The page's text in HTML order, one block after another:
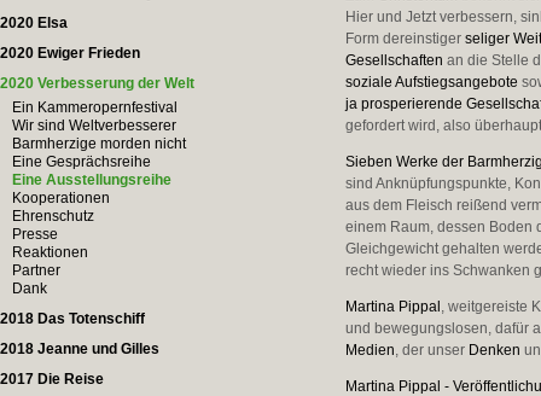
2020 Elsa
2020 Ewiger Frieden
2020 Verbesserung der Welt
Ein Kammeropernfestival
Wir sind Weltverbesserer
Barmherzige morden nicht
Eine Gesprächsreihe
Eine Ausstellungsreihe
Kooperationen
Ehrenschutz
Presse
Reaktionen
Partner
Dank
2018 Das Totenschiff
2018 Jeanne und Gilles
2017 Die Reise
Hier und Jetzt verbessern,
Form dereinstigerseliger
Gesellschaften an die Stelle
soziale Aufstiegsangebote
ja prosperierende
gefordert wird, also
Sieben Werke der
sind Anknüpfungspunkte,
aus dem Fleisch reißend
einem Raum, dessen Boden
Gleichgewicht gehalten
recht wieder ins Schwanken
Martina Pippal , weitgereiste
und bewegungslosen, dafür
Medien, der unser Denken
Martina Pippal -